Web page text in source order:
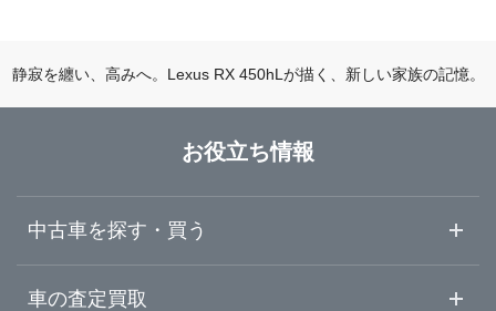
ガリバー新潟竹尾店
LIBERALA リベラーラ新潟
ガリバー長岡店
ガリバー8号燕三条店
上越市
山梨県
静寂を纏い、高みへ。Lexus RX 450hLが描く、新しい家族の記憶。
お役立ち情報
中古車を探す・買う
中古車情報・中古車検索
車の査定買取